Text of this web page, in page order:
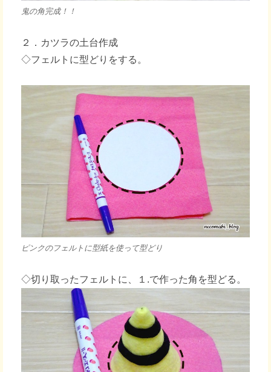
鬼の角完成！！
２．カツラの土台作成
◇フェルトに型どりをする。
ピンクのフェルトに型紙を使って型どり
◇切り取ったフェルトに、１.で作った角を型どる。